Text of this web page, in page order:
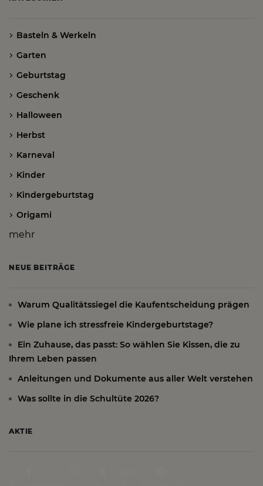
Basteln & Werkeln
Garten
Geburtstag
Geschenk
Halloween
Herbst
Karneval
Kinder
Kindergeburtstag
Origami
mehr
NEUE BEITRÄGE
Warum Qualitätssiegel die Kaufentscheidung prägen
Wie plane ich stressfreie Kindergeburtstage?
Ein Zuhause, das passt: So wählen Sie Kissen, die zu
Ihrem Leben passen
Anleitungen und Dokumente aus aller Welt verstehen
Was sollte in die Schultüte 2026?
AKTIE